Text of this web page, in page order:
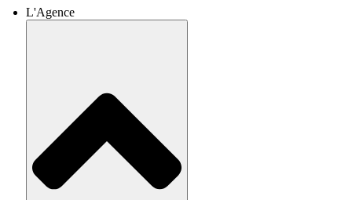
L'Agence